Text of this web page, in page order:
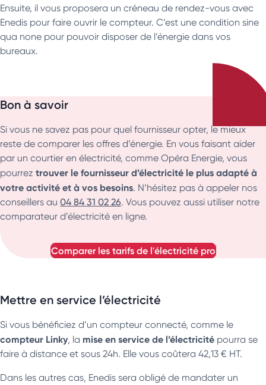
Ensuite, il vous proposera un créneau de rendez-vous avec
Enedis pour faire ouvrir le compteur. C’est une condition sine
qua none pour pouvoir disposer de l’énergie dans vos
bureaux.
Bon à savoir
Si vous ne savez pas pour quel fournisseur opter, le mieux
reste de comparer les offres d’énergie. En vous faisant aider
par un courtier en électricité, comme Opéra Energie, vous
pourrez trouver le fournisseur d’électricité le plus adapté à
votre activité et à vos besoins. N’hésitez pas à appeler nos
conseillers au 04 84 31 02 26. Vous pouvez aussi utiliser notre
comparateur d’électricité en ligne.
comparer les tarifs de l'électricité pro
Mettre en service l’électricité
Si vous bénéficiez d’un compteur connecté, comme le
compteur Linky, la mise en service de l’électricité pourra se
faire à distance et sous 24h. Elle vous coûtera 42,13 € HT.
Dans les autres cas, Enedis sera obligé de mandater un